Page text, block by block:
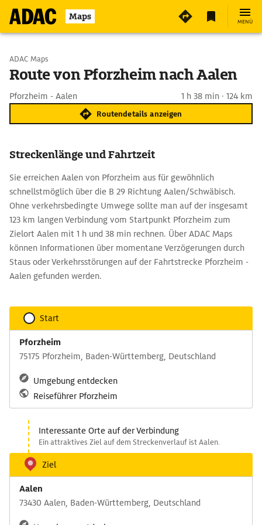
Maps MENÜ
Start wählen
ADAC Maps
Route von Pforzheim nach Aalen
Pforzheim - Aalen 1 h 38 min · 124 km
Routendetails anzeigen
Streckenlänge und Fahrtzeit
Sie erreichen Aalen von Pforzheim aus für gewöhnlich
schnellstmöglich über die B 29 Richtung Aalen/Schwäbisch.
Ohne verkehrsbedingte Umwege sollte man auf der insgesamt
123 km langen Verbindung vom Startpunkt Pforzheim zum
Zielort Aalen mit 1 h und 38 min rechnen. Über ADAC Maps
können Informationen über momentane Verzögerungen durch
Staus oder Verkehrsstörungen auf der Fahrtstrecke Pforzheim -
Aalen gefunden werden.
Start
Pforzheim
75175 Pforzheim, Baden-Württemberg, Deutschland
Umgebung entdecken
Reiseführer Pforzheim
Interessante Orte auf der Verbindung
Ein attraktives Ziel auf dem Streckenverlauf ist Aalen.
Ziel
Aalen
73430 Aalen, Baden-Württemberg, Deutschland